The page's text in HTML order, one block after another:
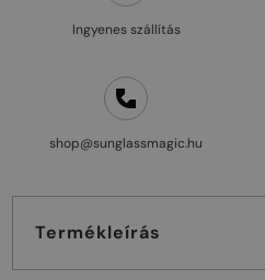
Ingyenes szállítás
shop@sunglassmagic.hu
Termékleírás